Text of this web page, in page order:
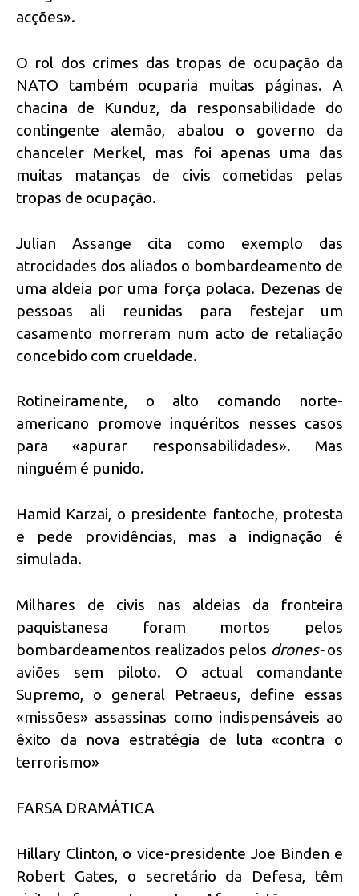
acções».
O rol dos crimes das tropas de ocupação da
NATO também ocuparia muitas páginas. A
chacina de Kunduz, da responsabilidade do
contingente alemão, abalou o governo da
chanceler Merkel, mas foi apenas uma das
muitas matanças de civis cometidas pelas
tropas de ocupação.
Julian Assange cita como exemplo das
atrocidades dos aliados o bombardeamento de
uma aldeia por uma força polaca. Dezenas de
pessoas ali reunidas para festejar um
casamento morreram num acto de retaliação
concebido com crueldade.
Rotineiramente, o alto comando norte-
americano promove inquéritos nesses casos
para «apurar responsabilidades». Mas
ninguém é punido.
Hamid Karzai, o presidente fantoche, protesta
e pede providências, mas a indignação é
simulada.
Milhares de civis nas aldeias da fronteira
paquistanesa foram mortos pelos
bombardeamentos realizados pelos drones-os
aviões sem piloto. O actual comandante
Supremo, o general Petraeus, define essas
«missões» assassinas como indispensáveis ao
êxito da nova estratégia de luta «contra o
terrorismo»
FARSA DRAMÁTICA
Hillary Clinton, o vice-presidente Joe Binden e
Robert Gates, o secretário da Defesa, têm